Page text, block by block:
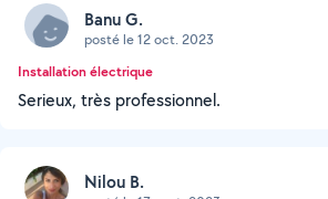
Banu G.
posté le 12 oct. 2023
Installation électrique
Serieux, très professionnel.
Nilou B.